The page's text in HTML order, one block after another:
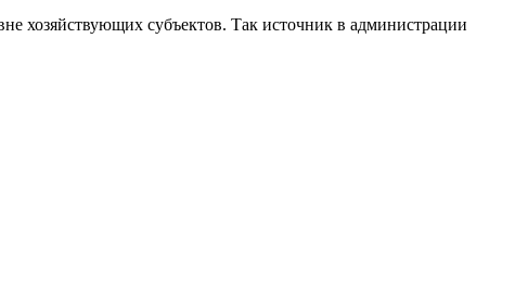
хозяйствующих субъектов. Так источник в администрации